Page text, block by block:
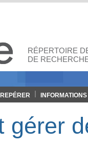
RÉPERTOIRE
DE
REPÉRER INFORMATIONS
gérer